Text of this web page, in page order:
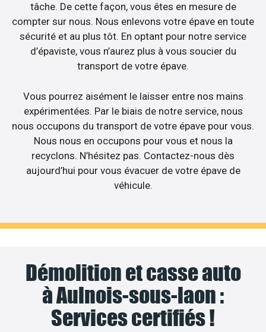
tâche. De cette façon, vous êtes en mesure de
compter sur nous. Nous enlevons votre épave en toute
sécurité et au plus tôt. En optant pour notre service
d’épaviste, vous n’aurez plus à vous soucier du
transport de votre épave.
Vous pourrez aisément le laisser entre nos mains
expérimentées. Par le biais de notre service, nous
nous occupons du transport de votre épave pour vous.
Nous nous en occupons pour vous et nous la
recyclons. N’hésitez pas. Contactez-nous dès
aujourd’hui pour vous évacuer de votre épave de
véhicule.
Démolition et casse auto
à Aulnois-sous-laon :
Services certifiés !